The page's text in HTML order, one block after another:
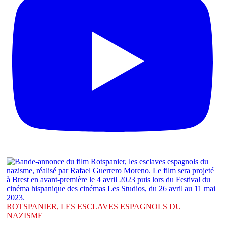
ROTSPANIER, LES ESCLAVES ESPAGNOLS DU
NAZISME